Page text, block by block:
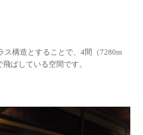
ス構造とすることで、4間（7280m
ばしている空間です。